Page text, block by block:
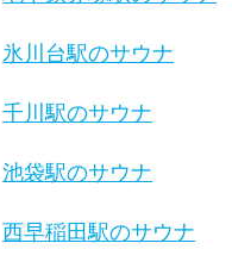
氷川台駅のサウナ
千川駅のサウナ
池袋駅のサウナ
西早稲田駅のサウナ